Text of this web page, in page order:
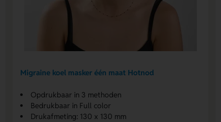
Migraine koel masker één maat Hotnod
Opdrukbaar in 3 methoden
Bedrukbaar in Full color
Drukafmeting: 130 x 130 mm